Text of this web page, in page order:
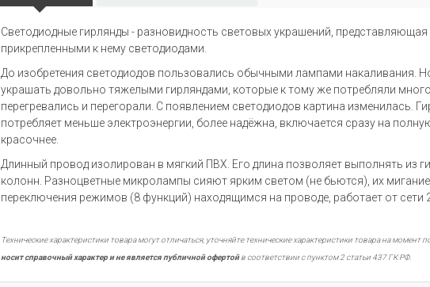
Светодиодные гирлянды - разновидность световых украшений,
прикрепленными к нему светодиодами.
До изобретения светодиодов пользовались обычными лампами накаливания.
украшать довольно тяжелыми гирляндами, которые к тому же потребляли
перегревались и перегорали. С появлением светодиодов картина изменилась.
потребляет меньше электроэнергии, более надёжна, включается сразу на
красочнее.
Длинный провод изолирован в мягкий ПВХ. Его длина позволяет выполнять из
колонн. Разноцветные микролампы сияют ярким светом (не бьются), их
переключения режимов (8 функций) находящимся на проводе, работает от сети
Технические характеристики товара могут отличаться, уточняйте технические характеристики товара на момент
носит справочный характер и не является публичной офертойв соответствии с пунктом 2 статьи 437 ГК РФ.